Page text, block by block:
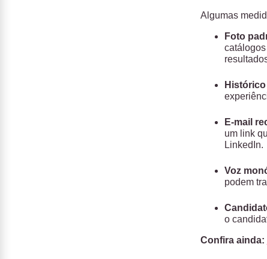
Algumas
Foto
E-mail
um link
LinkedIn.
Voz
podem
o
Confira ainda: